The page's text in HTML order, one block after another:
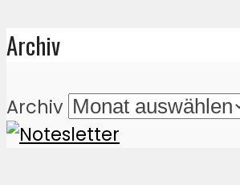
Archiv
Archiv